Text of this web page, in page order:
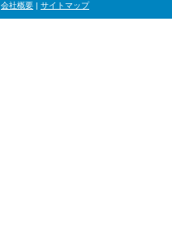
会社概要 | サイトマップ